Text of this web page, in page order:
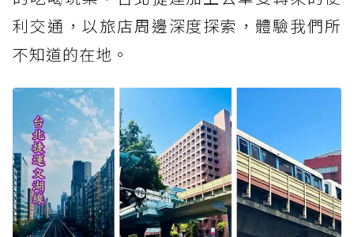
利交通，以旅店周邊深度探索，體驗我們所
不知道的在地。